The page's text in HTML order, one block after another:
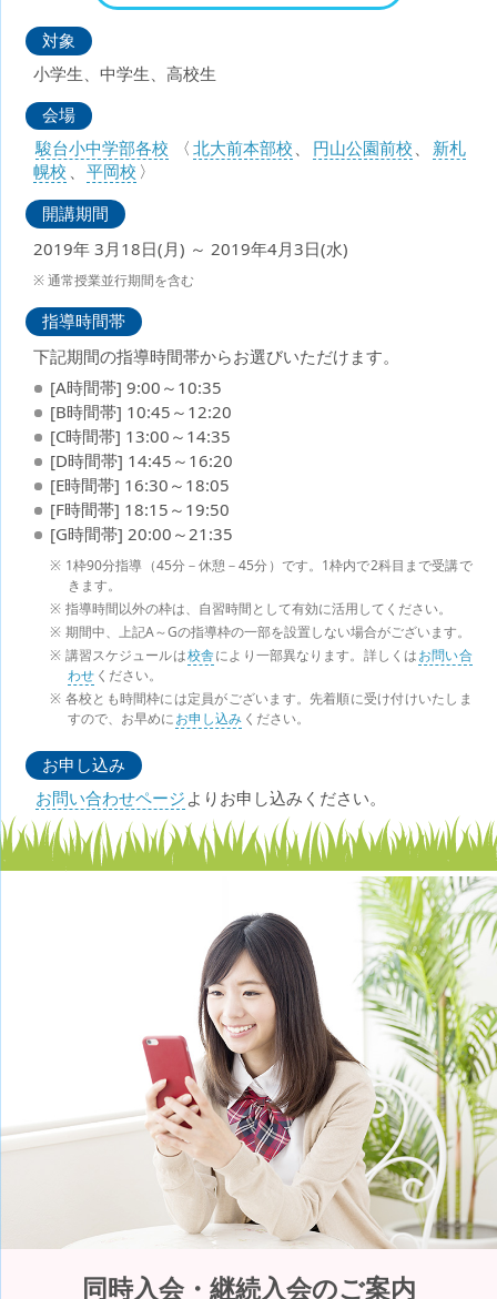
対象
小学生、中学生、高校生
会場
駿台小中学部各校 〈 北大前本部校 、 円山公園前校 、
新札
幌校 、 平岡校 〉
開講期間
2019年 3月18日(月) ～ 2019年4月3日(水)
通常授業並行期間を含む
指導時間帯
下記期間の指導時間帯からお選びいただけます。
[A時間帯] 9:00～10:35
[B時間帯] 10:45～12:20
[C時間帯] 13:00～14:35
[D時間帯] 14:45～16:20
[E時間帯] 16:30～18:05
[F時間帯] 18:15～19:50
[G時間帯] 20:00～21:35
1枠90分指導（45分－休憩－45分）です。1枠内で2科目まで受講で
きます。
指導時間以外の枠は、自習時間として有効に活用してください。
期間中、上記A～Gの指導枠の一部を設置しない場合がございます。
講習スケジュールは校舎により一部異なります。詳しくはお問い合
わせ ください。
各校とも時間枠には定員がございます。先着順に受け付けいたしま
すので、お早めにお申し込み ください。
お申し込み
お問い合わせページ よりお申し込みください。
同時入会・継続入会のご案内